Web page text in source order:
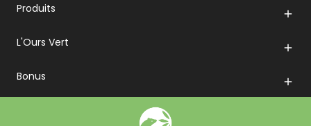
Produits 
L'Ours Vert 
Bonus 